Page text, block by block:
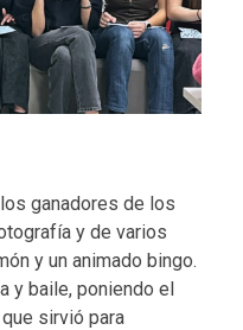
ganadores de los
y de varios
y un animado bingo.
y baile, poniendo el
sirvió para